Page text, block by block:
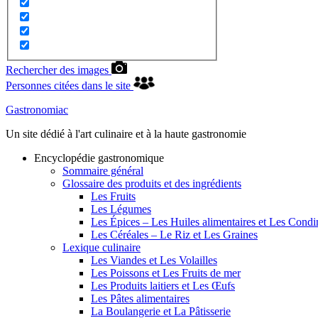
Rechercher des images
Personnes citées dans le site
Gastronomiac
Un site dédié à l'art culinaire et à la haute gastronomie
Encyclopédie gastronomique
Sommaire général
Glossaire des produits et des ingrédients
Les Fruits
Les Légumes
Les Épices – Les Huiles alimentaires et Les
Les Céréales – Le Riz et Les Graines
Lexique culinaire
Les Viandes et Les Volailles
Les Poissons et Les Fruits de mer
Les Produits laitiers et Les Œufs
Les Pâtes alimentaires
La Boulangerie et La Pâtisserie